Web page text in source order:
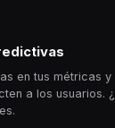
en tus métricas
a los usuarios.